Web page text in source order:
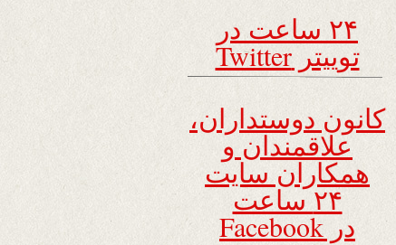
۲۴ ساعت در
توییتر Twitter
کانون دوستداران،
علاقمندان و
همکاران سایت
۲۴ ساعت
در Facebook